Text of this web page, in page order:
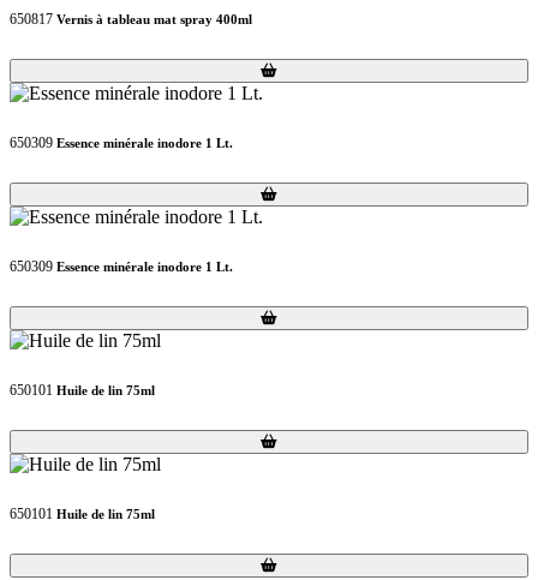
650817 Vernis à tableau mat spray 400ml
Loading...
Loading...
650309 Essence minérale inodore 1 Lt.
Loading...
Loading...
650309 Essence minérale inodore 1 Lt.
Loading...
Loading...
650101 Huile de lin 75ml
Loading...
Loading...
650101 Huile de lin 75ml
Loading...
Loading...